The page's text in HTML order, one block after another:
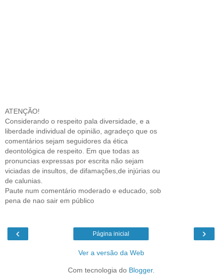
ATENÇÃO!
Considerando o respeito pala diversidade, e a
liberdade individual de opinião, agradeço que os
comentários sejam seguidores da ética
deontológica de respeito. Em que todas as
pronuncias expressas por escrita não sejam
viciadas de insultos, de difamações,de injúrias ou
de calunias.
Paute num comentário moderado e educado, sob
pena de nao sair em público
‹ ›
Página inicial
Ver a versão da Web
Com tecnologia do Blogger.